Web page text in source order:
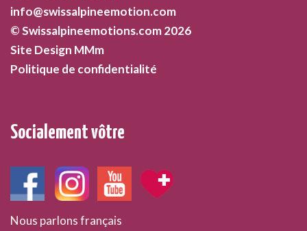
info@swissalpineemotion.com
© Swissalpineemotions.com 2026
Site Design MMm
Politique de confidentialité
Socialement vôtre
Nous parlons français